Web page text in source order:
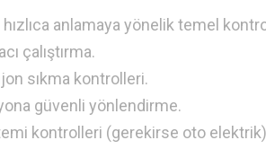
hızlıca anlamaya yönelik temel
çalıştırma.
sıkma kontrolleri.
güvenli yönlendirme.
kontrolleri (gerekirse oto